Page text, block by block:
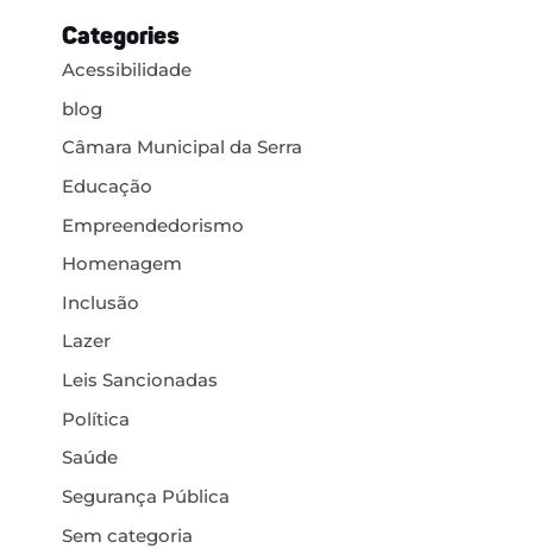
Categories
Acessibilidade
blog
Câmara Municipal da Serra
Educação
Empreendedorismo
Homenagem
Inclusão
Lazer
Leis Sancionadas
Política
Saúde
Segurança Pública
Sem categoria